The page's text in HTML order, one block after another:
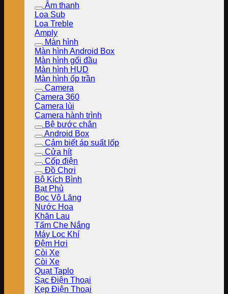
Âm thanh
Loa Sub
Loa Treble
Amply
Màn hình
Màn hình Android Box
Màn hình gối đầu
Màn hình HUD
Màn hình ốp trần
Camera
Camera 360
Camera lùi
Camera hành trình
Bệ bước chân
Android Box
Cảm biết áp suất lốp
Cửa hít
Cốp điện
Đồ Chơi
Bộ Kích Bình
Bạt Phủ
Bọc Vô Lăng
Nước Hoa
Khăn Lau
Tấm Che Nắng
Máy Lọc Khí
Đệm Hơi
Còi Xe
Còi Xe
Quạt Taplo
Sạc Điện Thoại
Kẹp Điện Thoại